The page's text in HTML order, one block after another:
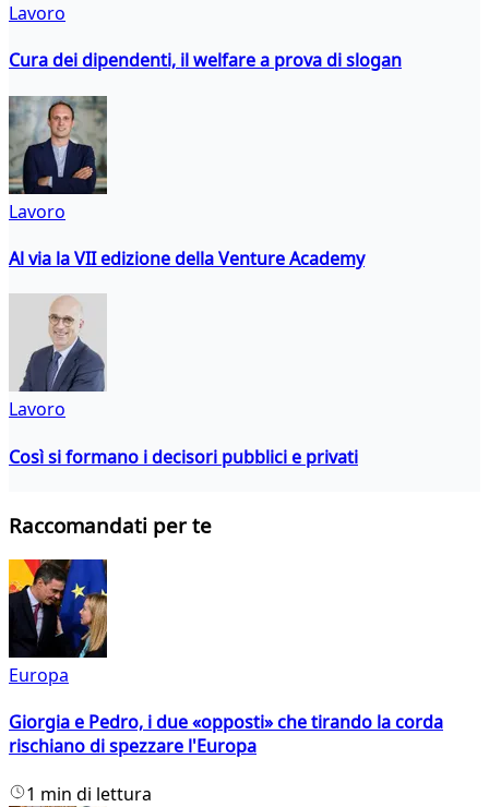
Lavoro
Cura dei dipendenti, il welfare a prova di slogan
Lavoro
Al via la VII edizione della Venture Academy
Lavoro
Così si formano i decisori pubblici e privati
Raccomandati per te
Europa
Giorgia e Pedro, i due «opposti» che tirando la corda
rischiano di spezzare l'Europa
1 min di lettura